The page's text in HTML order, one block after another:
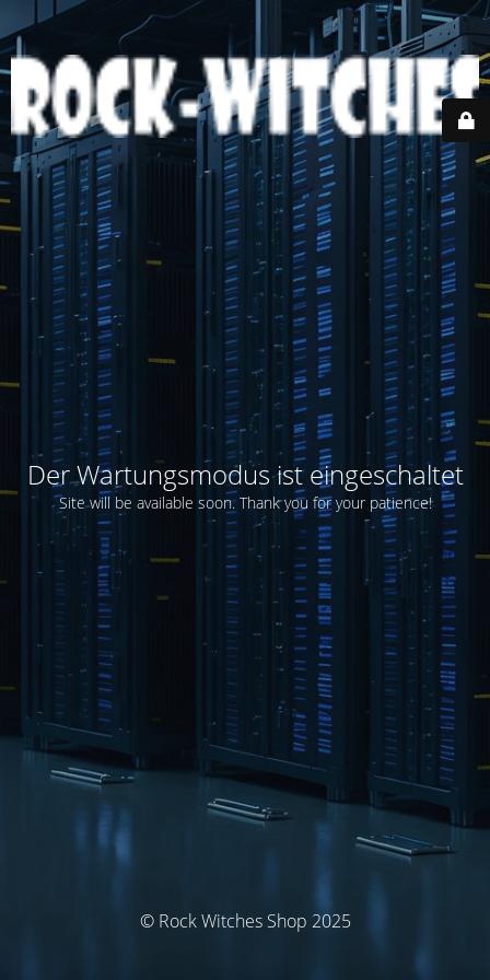
Der Wartungsmodus ist eingeschaltet
Site will be available soon. Thank you for your patience!
© Rock Witches Shop 2025